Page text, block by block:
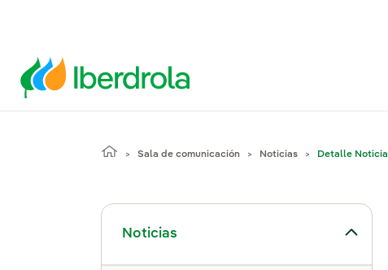
Sala de comunicación Noticias Detalle Noticia
Noticias
Alternar el submenú para Noticias